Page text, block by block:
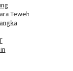
Teweh